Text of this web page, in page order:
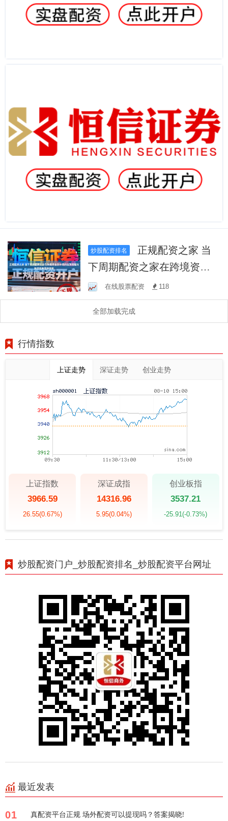
炒股配资排名
下周期配资之家在跨境资金
流市场的监测阈值与触发机
制面向防御
在线股票配资 118
全部加载完成
行情指数
上证走势 深证走势 创业走势
上证指数
3966.59
26.55(0.67%)
深证成指
14316.96
5.95(0.04%)
创业板指
3537.21
-25.91(-0.73%)
炒股配资门户_炒股配资排名_炒股配资平台网址
最近发表
01 真配资平台正规 场外配资可以提现吗？答案揭晓!